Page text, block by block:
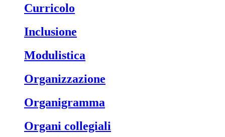
Curricolo
Inclusione
Modulistica
Organizzazione
Organigramma
Organi collegiali